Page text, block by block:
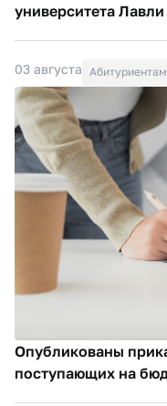
университета
03 августа Абитуриентам
Опубликованы
поступающих на